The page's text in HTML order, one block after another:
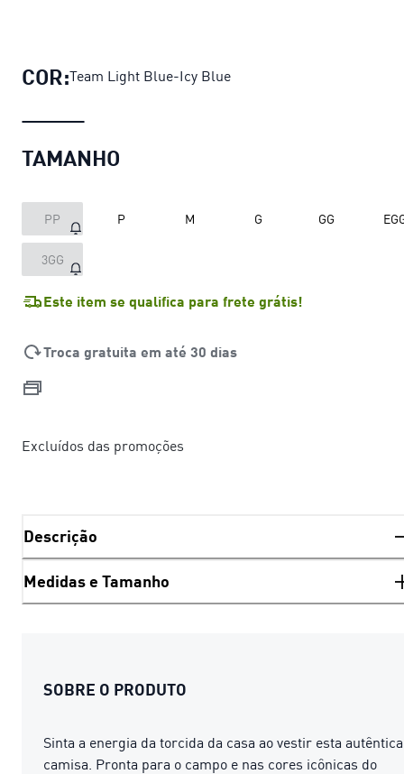
COR:Team Light Blue-Icy Blue
TAMANHO
PP P M G GG
3GG
Este item se qualifica para frete grátis!
Troca gratuita em até 30 dias
Excluídos das promoções
Descrição
Medidas e Tamanho
SOBRE O PRODUTO
Sinta a energia da torcida da casa ao vestir esta autêntica
camisa. Pronta para o campo e nas cores icônicas do